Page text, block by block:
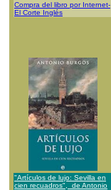
Compra del libro por Internet-
El Corte Inglés
"Artículos de lujo: Sevilla en
cien recuadros", de Antonio